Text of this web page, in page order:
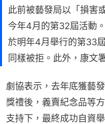
此前被藝發局以「損害
今年4月的第32屆活動
於明年4月舉行的第33
同樣被拒。此外，康文
劇協表示，去年底獲藝
獎禮後，義賣紀念品等
支持下，最終成功自資